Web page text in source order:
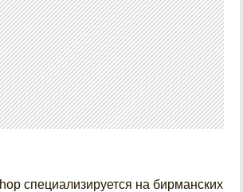
специализируется на бирманских